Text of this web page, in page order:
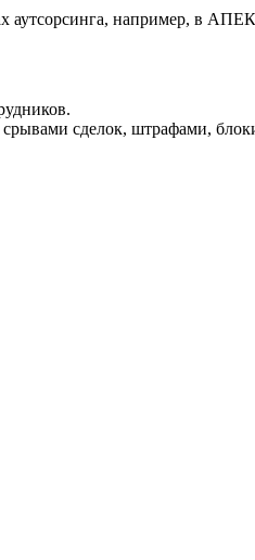
аутсорсинга, например, в
сделок, штрафами,